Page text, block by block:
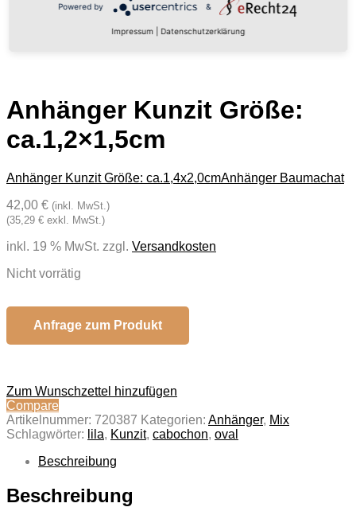
Anhänger Kunzit Größe:
ca.1,2×1,5cm
Anhänger Kunzit Größe: ca.1,4x2,0cmAnhänger Baumachat
42,00 € (inkl. MwSt.)
(35,29 € exkl. MwSt.)
inkl. 19 % MwSt. zzgl. Versandkosten
Nicht vorrätig
Anfrage zum Produkt
Zum Wunschzettel hinzufügen
Compare
Artikelnummer: 720387 Kategorien: Anhänger, Mix
Schlagwörter: lila, Kunzit, cabochon, oval
Beschreibung
Beschreibung
Powered by &
Impressum Datenschutzerklärung